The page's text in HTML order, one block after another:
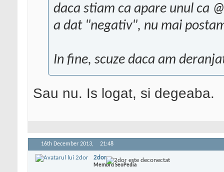
daca stiam ca apare unul ca
a dat "negativ", nu mai
In fine, scuze daca am
Sau nu. Is logat, si degeaba.
16th December 2013, 21:48
2dor
Membru SeoPedia